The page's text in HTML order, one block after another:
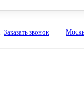
Заказать звонок